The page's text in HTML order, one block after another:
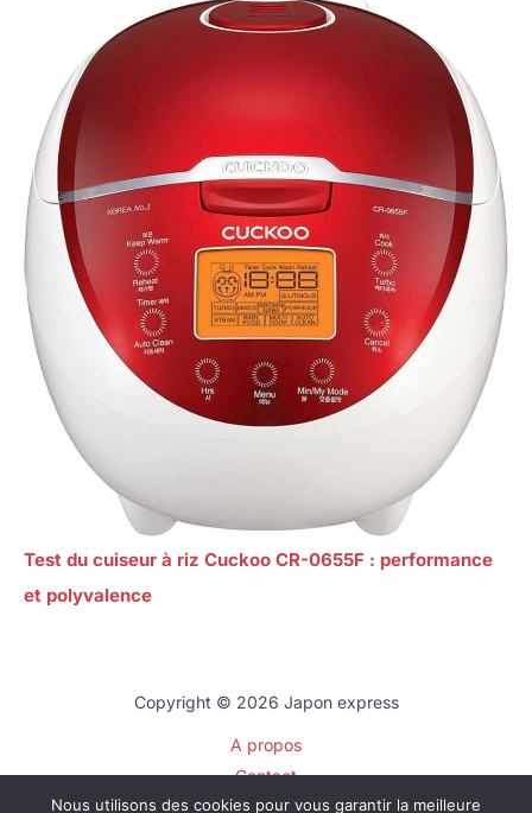
Test du cuiseur à riz Cuckoo CR-0655F : performance
et polyvalence
Copyright © 2026 Japon express
A propos
Contact
Plan du site
Nous utilisons des cookies pour vous garantir la meilleure